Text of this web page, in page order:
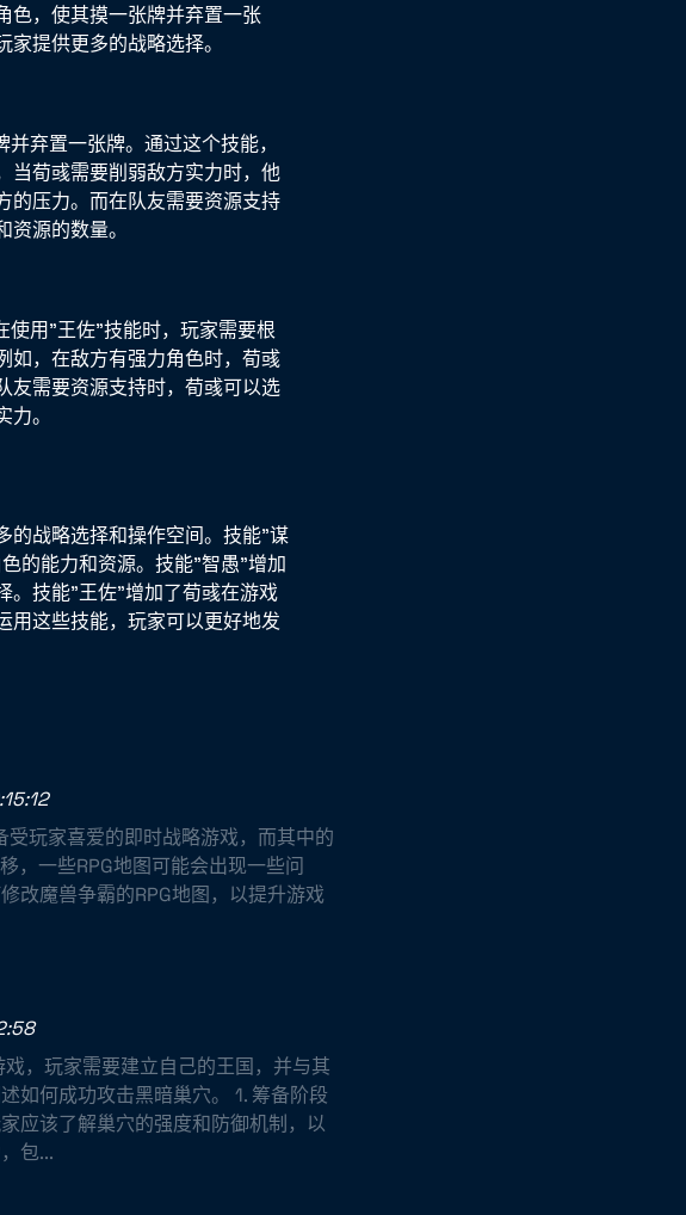
色，使其摸一张牌并弃置一张
提供更多的战略选择。
弃置一张牌。通过这个技能，
当荀彧需要削弱敌方实力时，他
的压力。而在队友需要资源支持
源的数量。
使用"王佐"技能时，玩家需要根
如，在敌方有强力角色时，荀彧
友需要资源支持时，荀彧可以选
。
的战略选择和操作空间。技能"谋
的能力和资源。技能"智愚"增加
。技能"王佐"增加了荀彧在游戏
用这些技能，玩家可以更好地发
玩家喜爱的即时战略游戏，而其中的
，一些RPG地图可能会出现一些问
改魔兽争霸的RPG地图，以提升游戏
，玩家需要建立自己的王国，并与其
如何成功攻击黑暗巢穴。 1. 筹备阶段
应该了解巢穴的强度和防御机制，以
包...